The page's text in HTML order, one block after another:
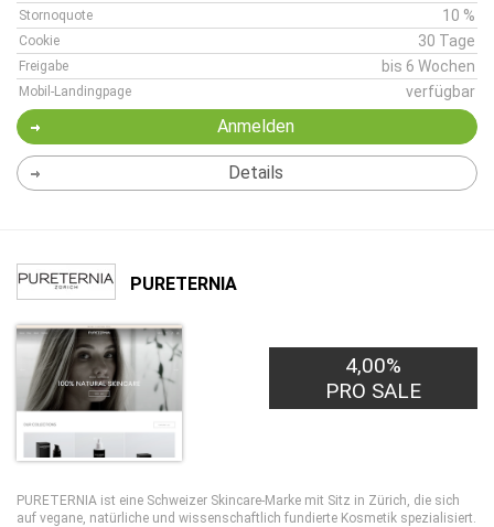
Stornoquote 10 %
Cookie 30 Tage
Freigabe bis 6 Wochen
Mobil-Landingpage verfügbar
Anmelden
Details
PURETERNIA
4,00%
PRO SALE
PURETERNIA ist eine Schweizer Skincare-Marke mit Sitz in Zürich, die sich
auf vegane, natürliche und wissenschaftlich fundierte Kosmetik spezialisiert.